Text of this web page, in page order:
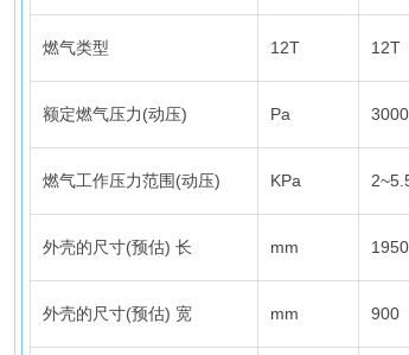
燃气类型 12T 12T
额定燃气压力(动压) Pa 3000
燃气工作压力范围(动压) KPa
外壳的尺寸(预估) 长 mm 1950
外壳的尺寸(预估) 宽 mm 900